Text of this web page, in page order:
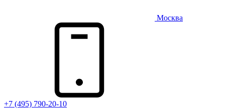
Москва
+7 (495) 790-20-10